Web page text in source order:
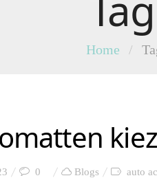
Home /
0 Blogs auto